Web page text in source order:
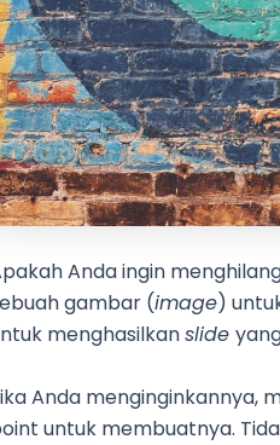
Anda ingin
gambar (image)
menghasilkanslide
Anda menginginkannya,
untuk membuatnya.